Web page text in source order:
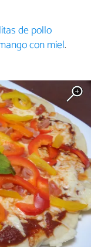
de pollo
con miel.